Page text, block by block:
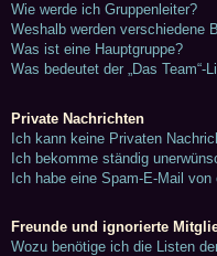
Wie werde ich Gruppenleiter?
Weshalb werden verschiedene
Was ist eine Hauptgruppe?
Was bedeutet der „Das Team“-
Private Nachrichten
Ich kann keine Privaten
Ich bekomme ständig
Ich habe eine Spam-E-Mail
Freunde und ignorierte
Wozu benötige ich die Listen